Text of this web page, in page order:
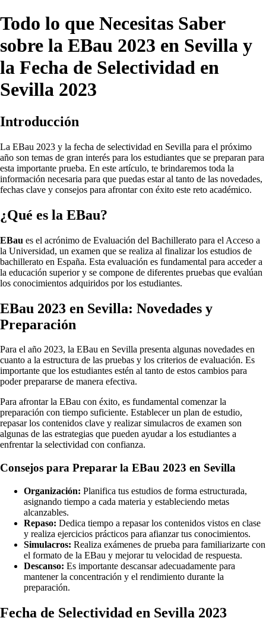
Todo lo que Necesitas Saber
sobre la EBau 2023 en Sevilla y
la Fecha de Selectividad en
Sevilla 2023
Introducción
La EBau 2023 y la fecha de selectividad en Sevilla para el próximo
año son temas de gran interés para los estudiantes que se preparan para
esta importante prueba. En este artículo, te brindaremos toda la
información necesaria para que puedas estar al tanto de las novedades,
fechas clave y consejos para afrontar con éxito este reto académico.
¿Qué es la EBau?
EBau es el acrónimo de Evaluación del Bachillerato para el Acceso a
la Universidad, un examen que se realiza al finalizar los estudios de
bachillerato en España. Esta evaluación es fundamental para acceder a
la educación superior y se compone de diferentes pruebas que evalúan
los conocimientos adquiridos por los estudiantes.
EBau 2023 en Sevilla: Novedades y
Preparación
Para el año 2023, la EBau en Sevilla presenta algunas novedades en
cuanto a la estructura de las pruebas y los criterios de evaluación. Es
importante que los estudiantes estén al tanto de estos cambios para
poder prepararse de manera efectiva.
Para afrontar la EBau con éxito, es fundamental comenzar la
preparación con tiempo suficiente. Establecer un plan de estudio,
repasar los contenidos clave y realizar simulacros de examen son
algunas de las estrategias que pueden ayudar a los estudiantes a
enfrentar la selectividad con confianza.
Consejos para Preparar la EBau 2023 en Sevilla
Organización: Planifica tus estudios de forma estructurada,
asignando tiempo a cada materia y estableciendo metas
alcanzables.
Repaso: Dedica tiempo a repasar los contenidos vistos en clase
y realiza ejercicios prácticos para afianzar tus conocimientos.
Simulacros: Realiza exámenes de prueba para familiarizarte con
el formato de la EBau y mejorar tu velocidad de respuesta.
Descanso: Es importante descansar adecuadamente para
mantener la concentración y el rendimiento durante la
preparación.
Fecha de Selectividad en Sevilla 2023